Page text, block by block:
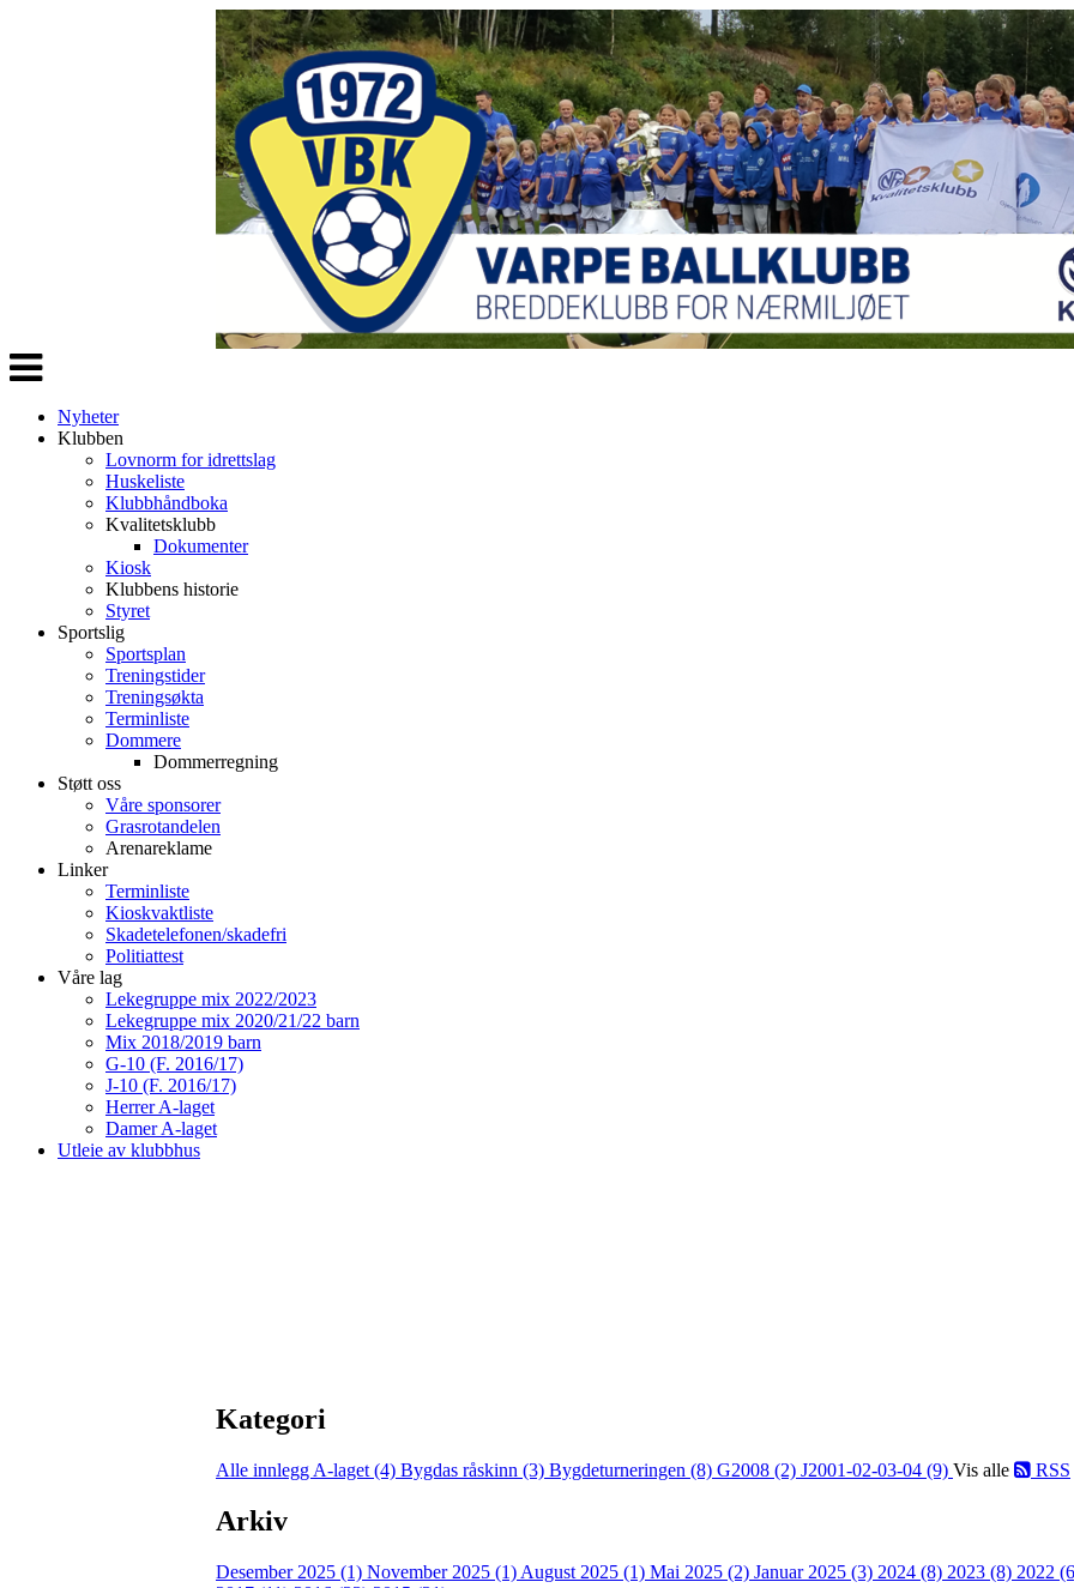
Veksle
navigasjon
Nyheter
Klubben
Lovnorm for idrettslag
Huskeliste
Klubbhåndboka
Kvalitetsklubb
Dokumenter
Kiosk
Klubbens historie
Styret
Sportslig
Sportsplan
Treningstider
Treningsøkta
Terminliste
Dommere
Dommerregning
Støtt oss
Våre sponsorer
Grasrotandelen
Arenareklame
Linker
Terminliste
Kioskvaktliste
Skadetelefonen/skadefri
Politiattest
Våre lag
Lekegruppe mix 2022/2023
Lekegruppe mix 2020/21/22 barn
Mix 2018/2019 barn
G-10 (F. 2016/17)
J-10 (F. 2016/17)
Herrer A-laget
Damer A-laget
Utleie av klubbhus
Kategori
Alle innlegg A-laget (4) Bygdas råskinn (3) Bygdeturneringen (8) G2008 (2) J2001-02-03-04 (9) Vis alle RSS
Arkiv
Desember 2025 (1) November 2025 (1) August 2025 (1) Mai 2025 (2) Januar 2025 (3) 2024 (8) 2023 (8) 2022